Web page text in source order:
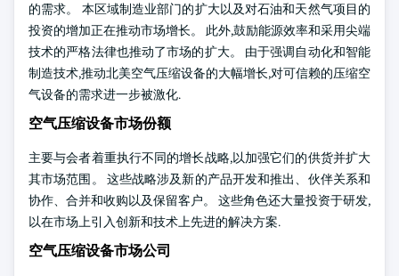
的需求。 本区域制造业部门的扩大以及对石油和天然气项目的
投资的增加正在推动市场增长。 此外,鼓励能源效率和采用尖端
技术的严格法律也推动了市场的扩大。 由于强调自动化和智能
制造技术,推动北美空气压缩设备的大幅增长,对可信赖的压缩空
气设备的需求进一步被激化.
空气压缩设备市场份额
主要与会者着重执行不同的增长战略,以加强它们的供货并扩大
其市场范围。 这些战略涉及新的产品开发和推出、伙伴关系和
协作、合并和收购以及保留客户。 这些角色还大量投资于研发,
以在市场上引入创新和技术上先进的解决方案.
空气压缩设备市场公司